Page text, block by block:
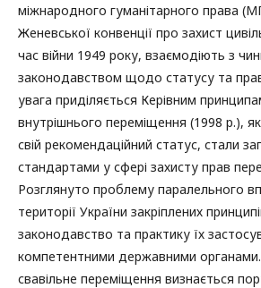
міжнародного гуманітарного права
Женевської конвенції про захист
час війни 1949 року, взаємодіють з
законодавством щодо статусу та
увага приділяється Керівним
внутрішнього переміщення (1998 р.),
свій рекомендаційний статус, стали
стандартами у сфері захисту прав
Розглянуто проблему паралельного
території України закріплених
законодавство та практику їх
компетентними державними органами.
свавільне переміщення визнається